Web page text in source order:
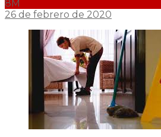
8M
26 de febrero de 2020